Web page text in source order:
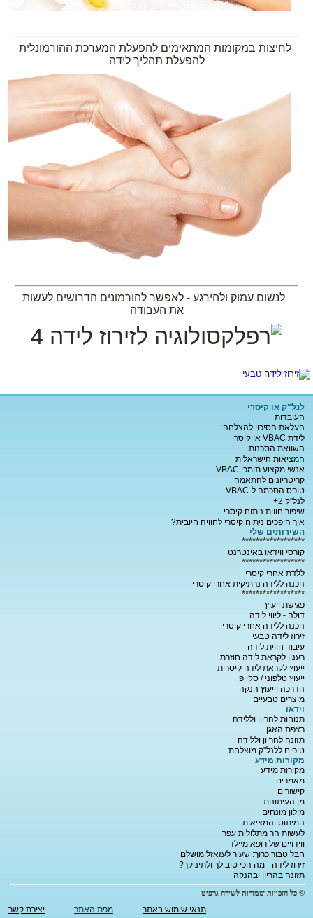
לחיצות במקומות המתאימים להפעלת המערכת ההורמונלית
להפעלת תהליך לידה
לנשום עמוק ולהירגע - לאפשר להורמונים הדרושים לעשות
את העבודה
לנל"ק או קיסרי
העובדות
העלאת הסיכוי להצלחה
לידת VBAC או קיסרי
השוואת הסכנות
המציאות הישראלית
אנשי מקצוע תומכי VBAC
קריטריונים להתאמה
טופס הסכמה ל-VBAC
לנל"ק 2+
שיפור חווית ניתוח קיסרי
איך הופכים ניתוח קיסרי לחוויה חיובית?
השירותים שלי
******************
קורסי ווידאו באינטרנט
******************
ללדת אחרי קיסרי
הכנה ללידה נרתיקית אחרי קיסרי
******************
פגישת ייעוץ
דולה - ליווי לידה
הכנה ללידה אחרי קיסרי
זירוז לידה טבעי
עיבוד חווית לידה
רענון לקראת לידה חוזרת
ייעוץ לקראת לידה קיסרית
ייעוץ טלפוני / סקייפ
הדרכה וייעוץ הנקה
מוצרים טבעיים
וידאו
תנוחות להריון וללידה
רצפת האגן
תזונה להריון וללידה
טיפים ללנל"ק מוצלחת
מקורות מידע
מקורות מידע
מאמרים
קישורים
מן העיתונות
מילון מונחים
המיתוס והמציאות
לעשות הר מתלולית עפר
ווידויים של רופא מיילד
חבל טבור כרוך: שעיר לעזאזל מושלם
זירוז לידה - מה הכי טוב לך ולתינוקך?
תזונה בהריון ובהנקה
© כל הזכויות שמורות לשירה גרפיט
תנאי שימוש באתר מפת האתר יצירת קשר